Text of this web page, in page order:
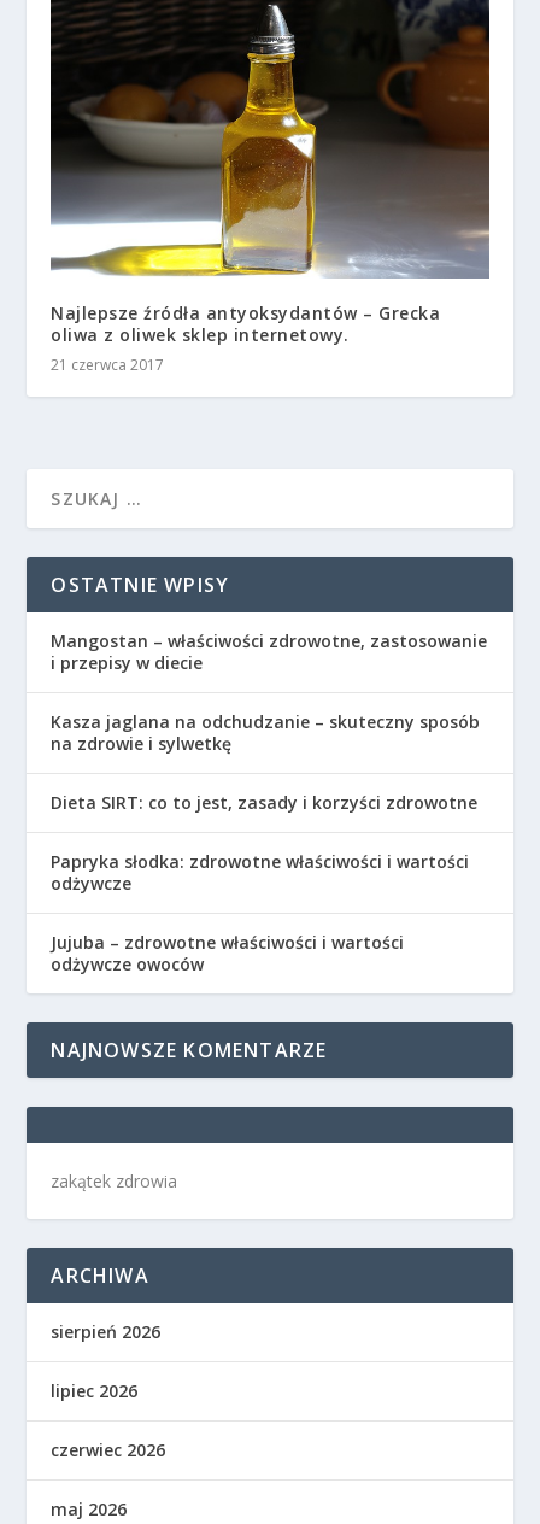
Najlepsze źródła antyoksydantów – Grecka
oliwa z oliwek sklep internetowy.
21 czerwca 2017
OSTATNIE WPISY
Mangostan – właściwości zdrowotne, zastosowanie
i przepisy w diecie
Kasza jaglana na odchudzanie – skuteczny sposób
na zdrowie i sylwetkę
Dieta SIRT: co to jest, zasady i korzyści zdrowotne
Papryka słodka: zdrowotne właściwości i wartości
odżywcze
Jujuba – zdrowotne właściwości i wartości
odżywcze owoców
NAJNOWSZE KOMENTARZE
zakątek zdrowia
ARCHIWA
sierpień 2026
lipiec 2026
czerwiec 2026
maj 2026